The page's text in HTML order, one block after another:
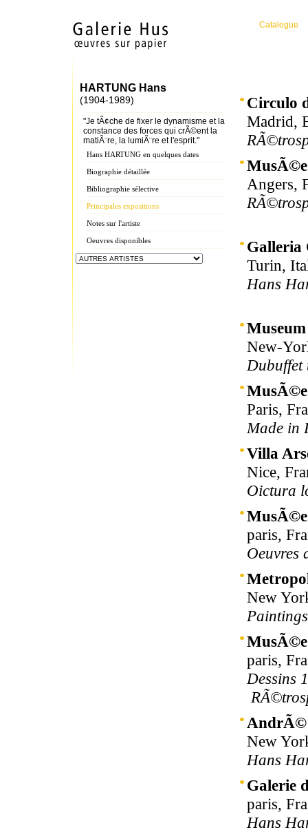
Catalogue
HARTUNG Hans
(1904-1989)
"Je tÃ¢che de fixer le dynamisme et la
constance des forces qui crÃ©ent la
matiÃ¨re, la lumiÃ¨re et l'esprit."
Hans HARTUNG en quelques dates
Biographie détaillée
Bibliographie sélective
Principales expositions
Notes sur l'artiste
Oeuvres disponibles
Circulo
Madrid,
Angers,
Galleria
Turin,
Hans
New-
Paris,
Made in
Villa
Nice,
Oictura
paris,
Oeuvres
New
paris,
Dessins
AndrÃ©
New
Hans
Galerie
paris,
Hans